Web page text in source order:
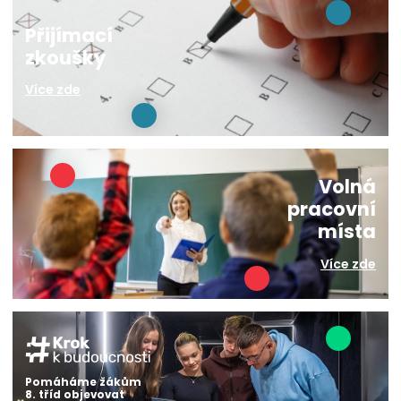
Přijímací
zkoušky
Více zde
Volná
pracovní
místa
Více zde
Pomáháme žákům
8. tříd objevovat